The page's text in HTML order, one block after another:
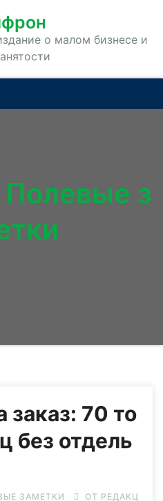
о малом бизнесе и
Полевые з
заказ: 70 то
без отдель
ЗАМЕТКИ
ОТ РЕДАКЦ